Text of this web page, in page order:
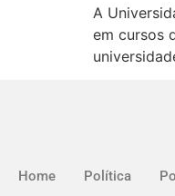
A
em cursos
Home Política